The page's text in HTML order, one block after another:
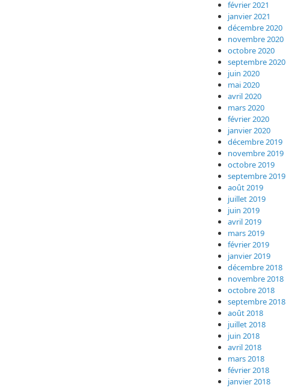
février 2021
janvier 2021
décembre 2020
novembre 2020
octobre 2020
septembre 2020
juin 2020
mai 2020
avril 2020
mars 2020
février 2020
janvier 2020
décembre 2019
novembre 2019
octobre 2019
septembre 2019
août 2019
juillet 2019
juin 2019
avril 2019
mars 2019
février 2019
janvier 2019
décembre 2018
novembre 2018
octobre 2018
septembre 2018
août 2018
juillet 2018
juin 2018
avril 2018
mars 2018
février 2018
janvier 2018